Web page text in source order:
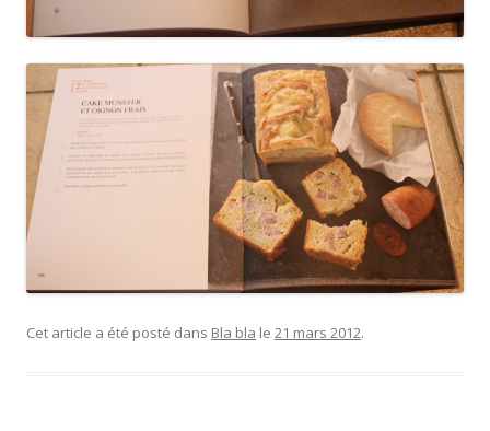
Cet article a été posté dans Bla bla le 21 mars 2012.